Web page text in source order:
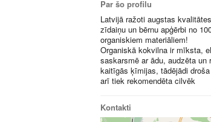
Par šo profilu
Latvijā ražoti augstas
zīdaiņu un bērnu apģērbi no
organiskiem materiāliem!
Organiskā kokvilna ir mīksta,
saskarsmē ar ādu, audzēta un
kaitīgās ķīmijas, tādējādi
arī tiek rekomendēta cilvēk
Kontakti